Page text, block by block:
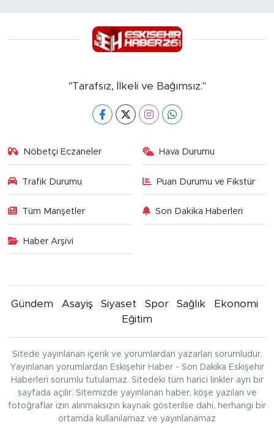
"Tarafsız, İlkeli ve Bağımsız."
Nöbetçi Eczaneler Hava Durumu
Trafik Durumu Puan Durumu ve Fikstür
Tüm Manşetler Son Dakika Haberleri
Haber Arşivi
Gündem Asayiş Siyaset Spor Sağlık
Ekonomi
Eğitim
Sitede yayınlanan içerik ve yorumlardan yazarları sorumludur.
Yayınlanan yorumlardan Eskişehir Haber - Son Dakika Eskişehir
Haberleri sorumlu tutulamaz. Sitedeki tüm harici linkler ayrı bir
sayfada açılır. Sitemizde yayınlanan haber, köşe yazıları ve
fotoğraflar izin alınmaksızın kaynak gösterilse dahi, herhangi bir
ortamda kullanılamaz ve yayınlanamaz